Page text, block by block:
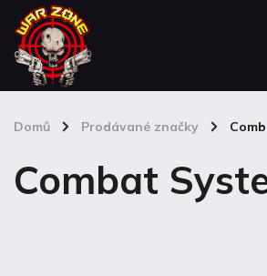
Domů / Prodávané značky /
Combat